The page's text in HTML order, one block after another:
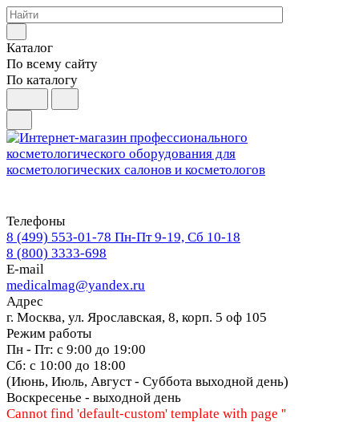
Каталог
По всему сайту
По каталогу
Телефоны
8 (499) 553-01-78 Пн-Пт 9-19, Сб 10-18
8 (800) 3333-698
E-mail
medicalmag@yandex.ru
Адрес
г. Москва, ул. Ярославская, 8, корп. 5 оф 105
Режим работы
Пн - Пт: с 9:00 до 19:00
Сб: с 10:00 до 18:00
(Июнь, Июль, Август - Суббота выходной день)
Воскресенье - выходной день
Cannot find 'default-custom' template with page ''